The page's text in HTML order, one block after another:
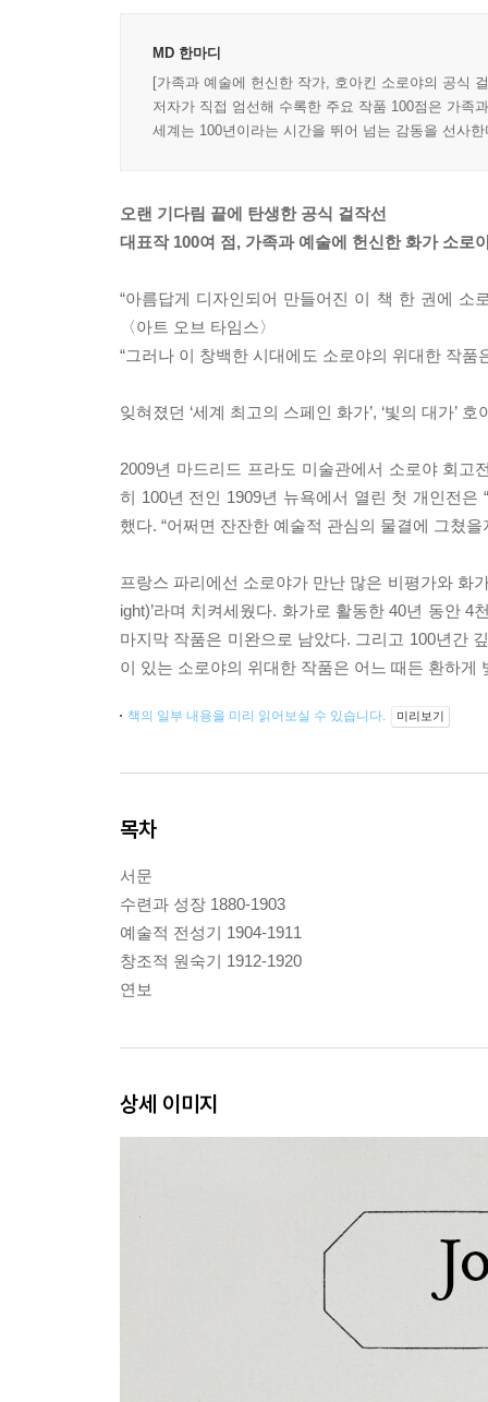
MD 한마디
[가족과 예술에 헌신한 작가, 호아킨 소로야의 공식
저자가 직접 엄선해 수록한 주요 작품 100점은 가족
세계는 100년이라는 시간을 뛰어 넘는 감동을 선사
오랜 기다림 끝에 탄생한 공식 걸작선
대표작 100여 점, 가족과 예술에 헌신한 화가 소로
“아름답게 디자인되어 만들어진 이 책 한 권에 소
〈아트 오브 타임스〉
“그러나 이 창백한 시대에도 소로야의 위대한 작
잊혀졌던 ‘세계 최고의 스페인 화가’, ‘빛의 대가’
2009년 마드리드 프라도 미술관에서 소로야 회고
히 100년 전인 1909년 뉴욕에서 열린 첫 개인전
했다. “어쩌면 잔잔한 예술적 관심의 물결에 그쳤
프랑스 파리에선 소로야가 만난 많은 비평가와 화
ight)’라며 치켜세웠다. 화가로 활동한 40년 동안
마지막 작품은 미완으로 남았다. 그리고 100년간
이 있는 소로야의 위대한 작품은 어느 때든 환하게
책의 일부 내용을 미리 읽어보실 수 있습니다. 미리보기
목차
서문
수련과 성장 1880-1903
예술적 전성기 1904-1911
창조적 원숙기 1912-1920
연보
상세 이미지